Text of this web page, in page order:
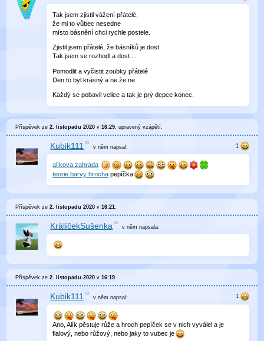
Tak jsem zjistil vážení přátelé,
že mi to vůbec nesedne
místo básnění chci rychle postele.
Zjistil jsem přátelé, že básníků je dost.
Tak jsem se rozhodl a dost....
Pomodlit a vyčistit zoubky přátelé
Den to byl krásný a ne že ne.
Každý se pobavil velice a tak je prý depce konec.
Příspěvek ze2. listopadu 2020 v16:29, upravenývzápětí.
Kubik111 v němnapsal:
alíkova zahrada
teorie barvy hrocha pepíčka
Příspěvek ze2. listopadu 2020 v16:21
KrálíčekSušenka v němnapsala:
Příspěvek ze2. listopadu 2020 v16:19.
Kubik111 v němnapsal:
Ano, Alík pěstuje růže a hroch pepíček se v nich vyválel a je
fialový, nebo růžový, nebo jaky to vubec je